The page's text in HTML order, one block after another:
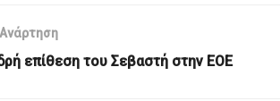
επίθεση του Σεβαστή στην ΕΟΕ